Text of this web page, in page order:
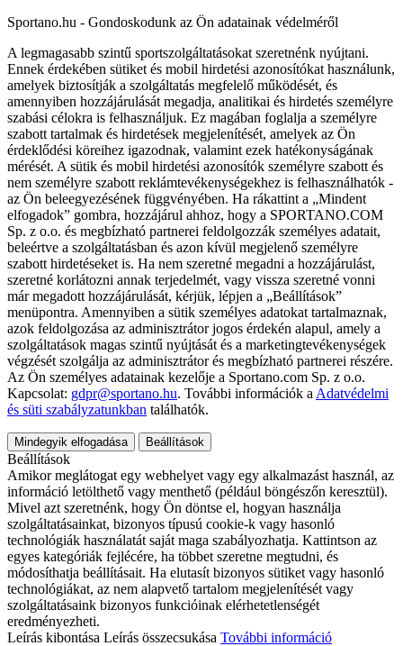
Sportano.hu - Gondoskodunk az Ön adatainak védelméről
A legmagasabb szintű sportszolgáltatásokat szeretnénk nyújtani.
Ennek érdekében sütiket és mobil hirdetési azonosítókat használunk,
amelyek biztosítják a szolgáltatás megfelelő működését, és
amennyiben hozzájárulását megadja, analitikai és hirdetés személyre
szabási célokra is felhasználjuk. Ez magában foglalja a személyre
szabott tartalmak és hirdetések megjelenítését, amelyek az Ön
érdeklődési köreihez igazodnak, valamint ezek hatékonyságának
mérését. A sütik és mobil hirdetési azonosítók személyre szabott és
nem személyre szabott reklámtevékenységekhez is felhasználhatók -
az Ön beleegyezésének függvényében. Ha rákattint a „Mindent
elfogadok” gombra, hozzájárul ahhoz, hogy a SPORTANO.COM
Sp. z o.o. és megbízható partnerei feldolgozzák személyes adatait,
beleértve a szolgáltatásban és azon kívül megjelenő személyre
szabott hirdetéseket is. Ha nem szeretné megadni a hozzájárulást,
szeretné korlátozni annak terjedelmét, vagy vissza szeretné vonni
már megadott hozzájárulását, kérjük, lépjen a „Beállítások”
menüpontra. Amennyiben a sütik személyes adatokat tartalmaznak,
azok feldolgozása az adminisztrátor jogos érdekén alapul, amely a
szolgáltatások magas szintű nyújtását és a marketingtevékenységek
végzését szolgálja az adminisztrátor és megbízható partnerei részére.
Az Ön személyes adatainak kezelője a Sportano.com Sp. z o.o.
Kapcsolat: gdpr@sportano.hu. További információk a Adatvédelmi
és süti szabályzatunkban találhatók.
Mindegyik elfogadása Beállítások
Beállítások
Amikor meglátogat egy webhelyet vagy egy alkalmazást használ, az
információ letölthető vagy menthető (például böngészőn keresztül).
Mivel azt szeretnénk, hogy Ön döntse el, hogyan használja
szolgáltatásainkat, bizonyos típusú cookie-k vagy hasonló
technológiák használatát saját maga szabályozhatja. Kattintson az
egyes kategóriák fejlécére, ha többet szeretne megtudni, és
módosíthatja beállításait. Ha elutasít bizonyos sütiket vagy hasonló
technológiákat, az nem alapvető tartalom megjelenítését vagy
szolgáltatásaink bizonyos funkcióinak elérhetetlenségét
eredményezheti.
Leírás kibontása Leírás összecsukása További információ